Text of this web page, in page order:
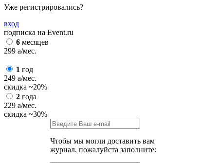
Уже регистрировались?
вход
подписка на Event.ru
6 месяцев
299 a/мес.
1 год
249 a/мес.
скидка ~20%
2 года
229 a/мес.
скидка ~30%
Чтобы мы могли доставить вам
журнал, пожалуйста заполните: